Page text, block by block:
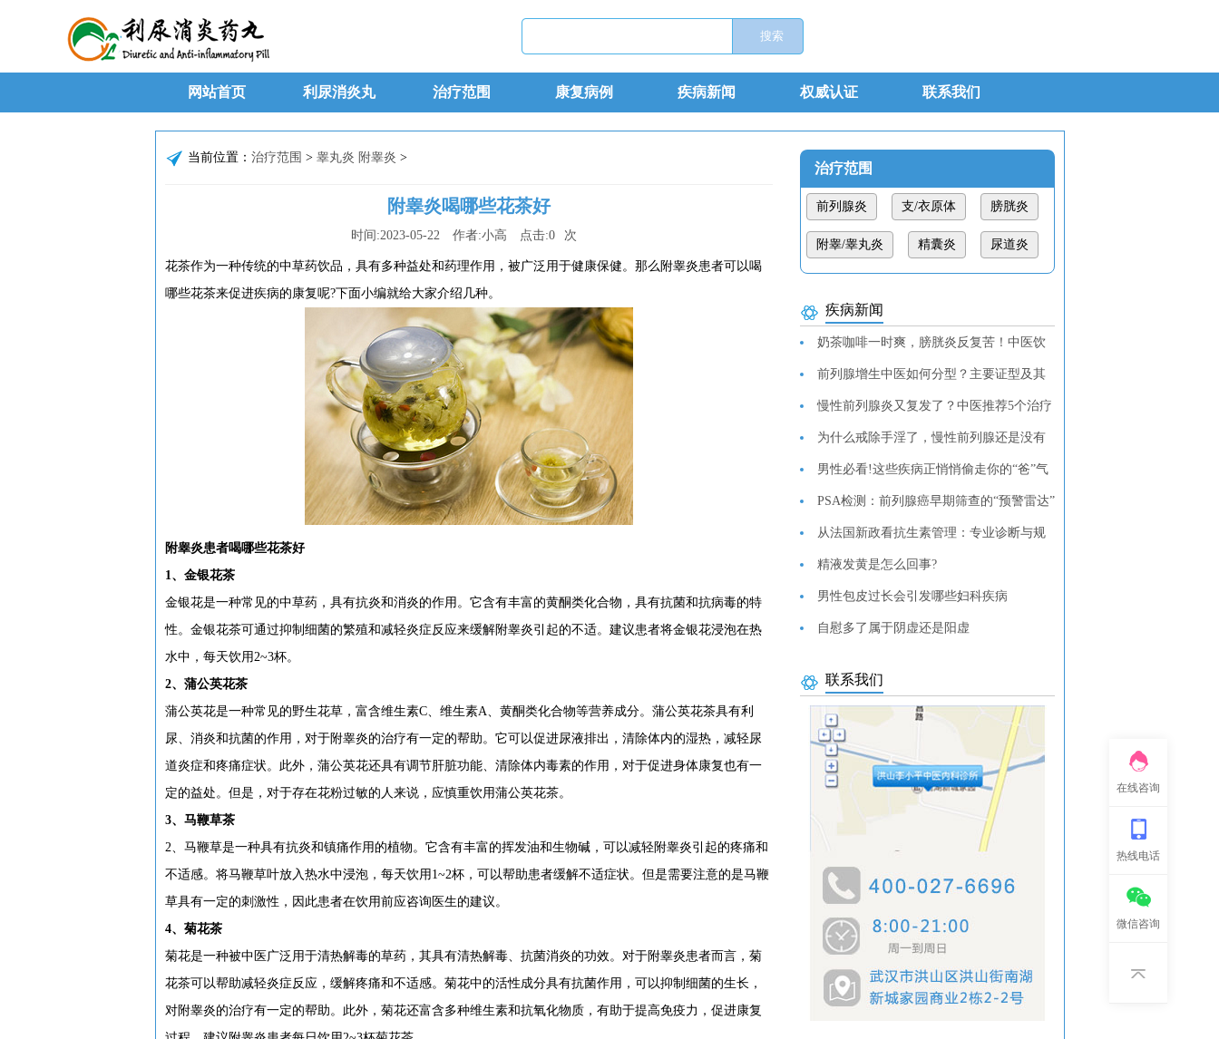
网站首页 利尿消炎丸 治疗范围 康复病例 疾病新闻 权威认证 联系我们
在线咨询
热线电话
微信咨询
当前位置： 治疗范围 > 睾丸炎 附睾炎 >
附睾炎喝哪些花茶好
时间:2023-05-22 作者:小高 点击:0 次
花茶作为一种传统的中草药饮品，具有多种益处和药理作用，被广泛用于健康保健。那么附睾炎患者可以喝
哪些花茶来促进疾病的康复呢?下面小编就给大家介绍几种。
附睾炎患者喝哪些花茶好
1、金银花茶
金银花是一种常见的中草药，具有抗炎和消炎的作用。它含有丰富的黄酮类化合物，具有抗菌和抗病毒的特
性。金银花茶可通过抑制细菌的繁殖和减轻炎症反应来缓解附睾炎引起的不适。建议患者将金银花浸泡在热
水中，每天饮用2~3杯。
2、蒲公英花茶
蒲公英花是一种常见的野生花草，富含维生素C、维生素A、黄酮类化合物等营养成分。蒲公英花茶具有利
尿、消炎和抗菌的作用，对于附睾炎的治疗有一定的帮助。它可以促进尿液排出，清除体内的湿热，减轻尿
道炎症和疼痛症状。此外，蒲公英花还具有调节肝脏功能、清除体内毒素的作用，对于促进身体康复也有一
定的益处。但是，对于存在花粉过敏的人来说，应慎重饮用蒲公英花茶。
3、马鞭草茶
2、马鞭草是一种具有抗炎和镇痛作用的植物。它含有丰富的挥发油和生物碱，可以减轻附睾炎引起的疼痛和
不适感。将马鞭草叶放入热水中浸泡，每天饮用1~2杯，可以帮助患者缓解不适症状。但是需要注意的是马鞭
草具有一定的刺激性，因此患者在饮用前应咨询医生的建议。
4、菊花茶
菊花是一种被中医广泛用于清热解毒的草药，其具有清热解毒、抗菌消炎的功效。对于附睾炎患者而言，菊
花茶可以帮助减轻炎症反应，缓解疼痛和不适感。菊花中的活性成分具有抗菌作用，可以抑制细菌的生长，
对附睾炎的治疗有一定的帮助。此外，菊花还富含多种维生素和抗氧化物质，有助于提高免疫力，促进康复
治疗范围
前列腺炎 支/衣原体 膀胱炎
附睾/睾丸炎 精囊炎 尿道炎
疾病新闻
奶茶咖啡一时爽，膀胱炎反复苦！中医饮
食调理教你找回清爽！
前列腺增生中医如何分型？主要证型及其
诊断特征
慢性前列腺炎又复发了？中医推荐5个治疗
前列腺疾病的中药方剂
为什么戒除手淫了，慢性前列腺还是没有
好？男性必看!这些疾病正悄悄偷走你的“爸”气
PSA检测：前列腺癌早期筛查的“预警雷达”
从法国新政看抗生素管理：专业诊断与规
范使用的重要性
精液发黄是怎么回事?
男性包皮过长会引发哪些妇科疾病
自慰多了属于阴虚还是阳虚
联系我们